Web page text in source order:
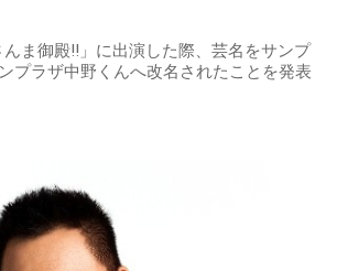
ま御殿!!」に出演した際、芸名をサンプ
プラザ中野くんへ改名されたことを発表